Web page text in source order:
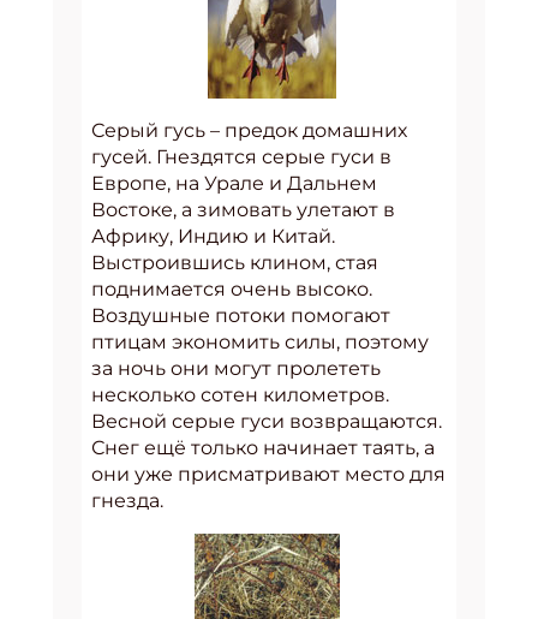
Серый гусь – предок домашних
гусей. Гнездятся серые гуси в
Европе, на Урале и Дальнем
Востоке, а зимовать улетают в
Африку, Индию и Китай.
Выстроившись клином, стая
поднимается очень высоко.
Воздушные потоки помогают
птицам экономить силы, поэтому
за ночь они могут пролететь
несколько сотен километров.
Весной серые гуси возвращаются.
Снег ещё только начинает таять, а
они уже присматривают место для
гнезда.